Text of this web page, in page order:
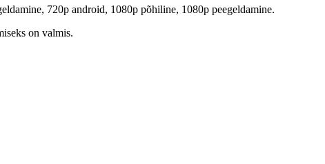
720p android, 1080p põhiline, 1080p peegeldamine.
on valmis.